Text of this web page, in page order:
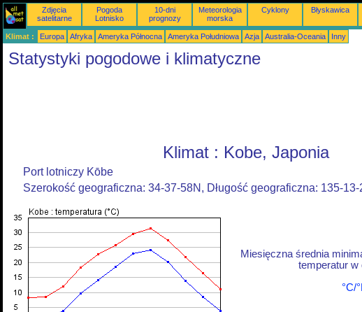
Zdjęcia
satelitarne
Pogoda
Lotnisko
10-dni
prognozy
Meteorologia
morska
Cyklony Błyskawica
Klimat : Europa Afryka Ameryka Północna Ameryka Południowa Azja Australia-Oceania Inny
Statystyki pogodowe i klimatyczne
Klimat : Kobe, Japonia
Port lotniczy Kōbe
Szerokość geograficzna: 34-37-58N, Długość geograficzna: 135-
Miesięczna średnia
temperatur w
°C/